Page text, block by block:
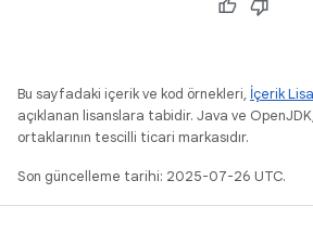
Bu sayfadaki içerik ve kod örnekleri, İçerik
açıklanan lisanslara tabidir. Java ve
ortaklarının tescilli ticari markasıdır.
Son güncelleme tarihi: 2025-07-26 UTC.